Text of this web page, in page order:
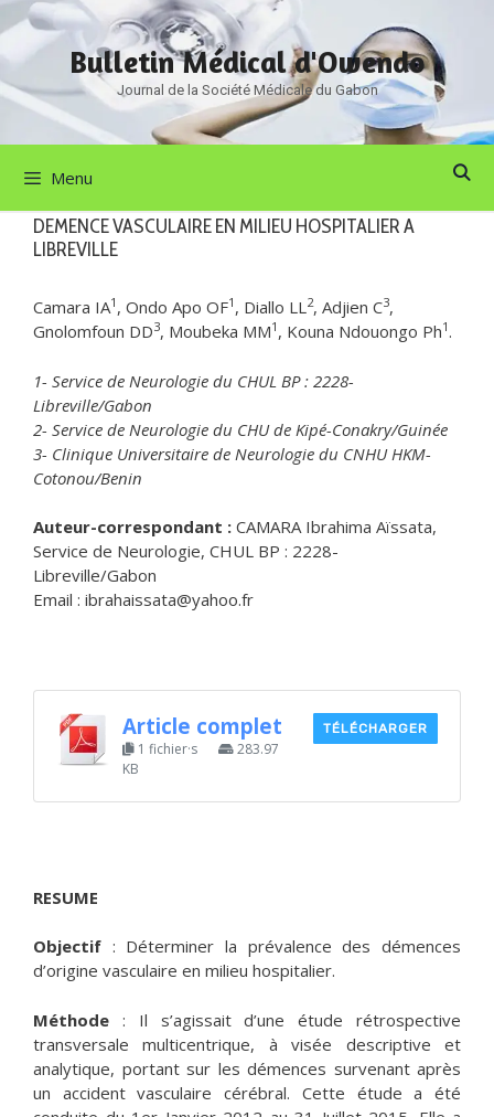
Aller
au
contenu
Bulletin Médical d'Owendo
Journal de la Société Médicale du Gabon
Menu
DEMENCE VASCULAIRE EN MILIEU HOSPITALIER A
LIBREVILLE
Camara IA1 , Ondo Apo OF1 , Diallo LL2, Adjien C3,
Gnolomfoun DD3, Moubeka MM1 , Kouna Ndouongo Ph1.
1- Service de Neurologie du CHUL BP : 2228-
Libreville/Gabon
2- Service de Neurologie du CHU de Kipé-Conakry/Guinée
3- Clinique Universitaire de Neurologie du CNHU HKM-
Cotonou/Benin
Auteur-correspondant : CAMARA Ibrahima Aïssata,
Service de Neurologie, CHUL BP : 2228-
Libreville/Gabon
Email : ibrahaissata@yahoo.fr
Article complet
1 fichier·s
283.97
KB
TÉLÉCHARGER
RESUME
Objectif : Déterminer la prévalence des démences
d’origine vasculaire en milieu hospitalier.
Méthode : Il s’agissait d’une étude rétrospective
transversale multicentrique, à visée descriptive et
analytique, portant sur les démences survenant après
un accident vasculaire cérébral. Cette étude a été